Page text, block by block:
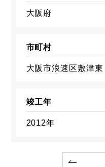
大阪府
市町村
大阪市浪速区敷津東
竣工年
2012年